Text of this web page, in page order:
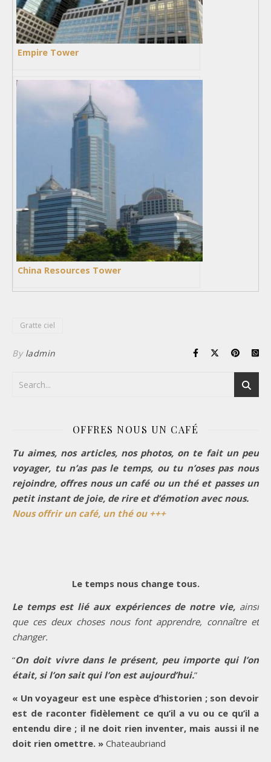
Empire Tower
China Resources Tower
Gratte ciel
By ladmin
OFFRES NOUS UN CAFÉ
Tu aimes, nos articles, nos photos, on te fait un peu
voyager, tu n’as pas le temps, ou tu n’oses pas nous
rejoindre, offres nous un café ou un thé et passes un
petit instant de joie, de rire et d’émotion avec nous.
Nous offrir un café, un thé ou +++
Le temps nous change tous.
Le temps est lié aux expériences de notre vie, ainsi
que ces deux choses nous font apprendre, connaître et
changer.
“On doit vivre dans le présent, peu importe qui l’on
était, si l’on sait qui l’on est aujourd’hui.”
« Un voyageur est une espèce d’historien ; son devoir
est de raconter fidèlement ce qu’il a vu ou ce qu’il a
entendu dire ; il ne doit rien inventer, mais aussi il ne
doit rien omettre. » Chateaubriand